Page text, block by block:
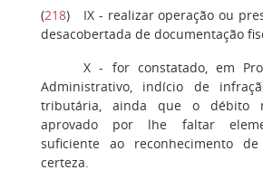
(218) IX - realizar operação ou
desacobertada de documentação
X- for constatado, em
Administrativo, indício de
tributária, ainda que o débito
aprovado por lhe faltar
suficiente ao reconhecimento
certeza.